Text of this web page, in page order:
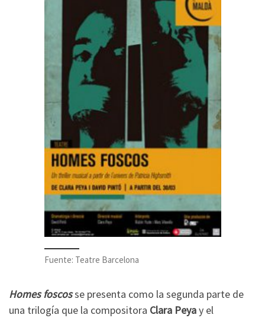
Fuente: Teatre Barcelona
Homes foscosse presenta como la segunda parte de
una trilogía que la compositora Clara Peyay el